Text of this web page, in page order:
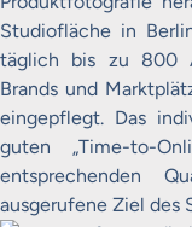
Studiofläche in
täglich bis zu 800
Brands und
eingepflegt. Das
guten „Time-to-
entsprechenden
ausgerufene Ziel des